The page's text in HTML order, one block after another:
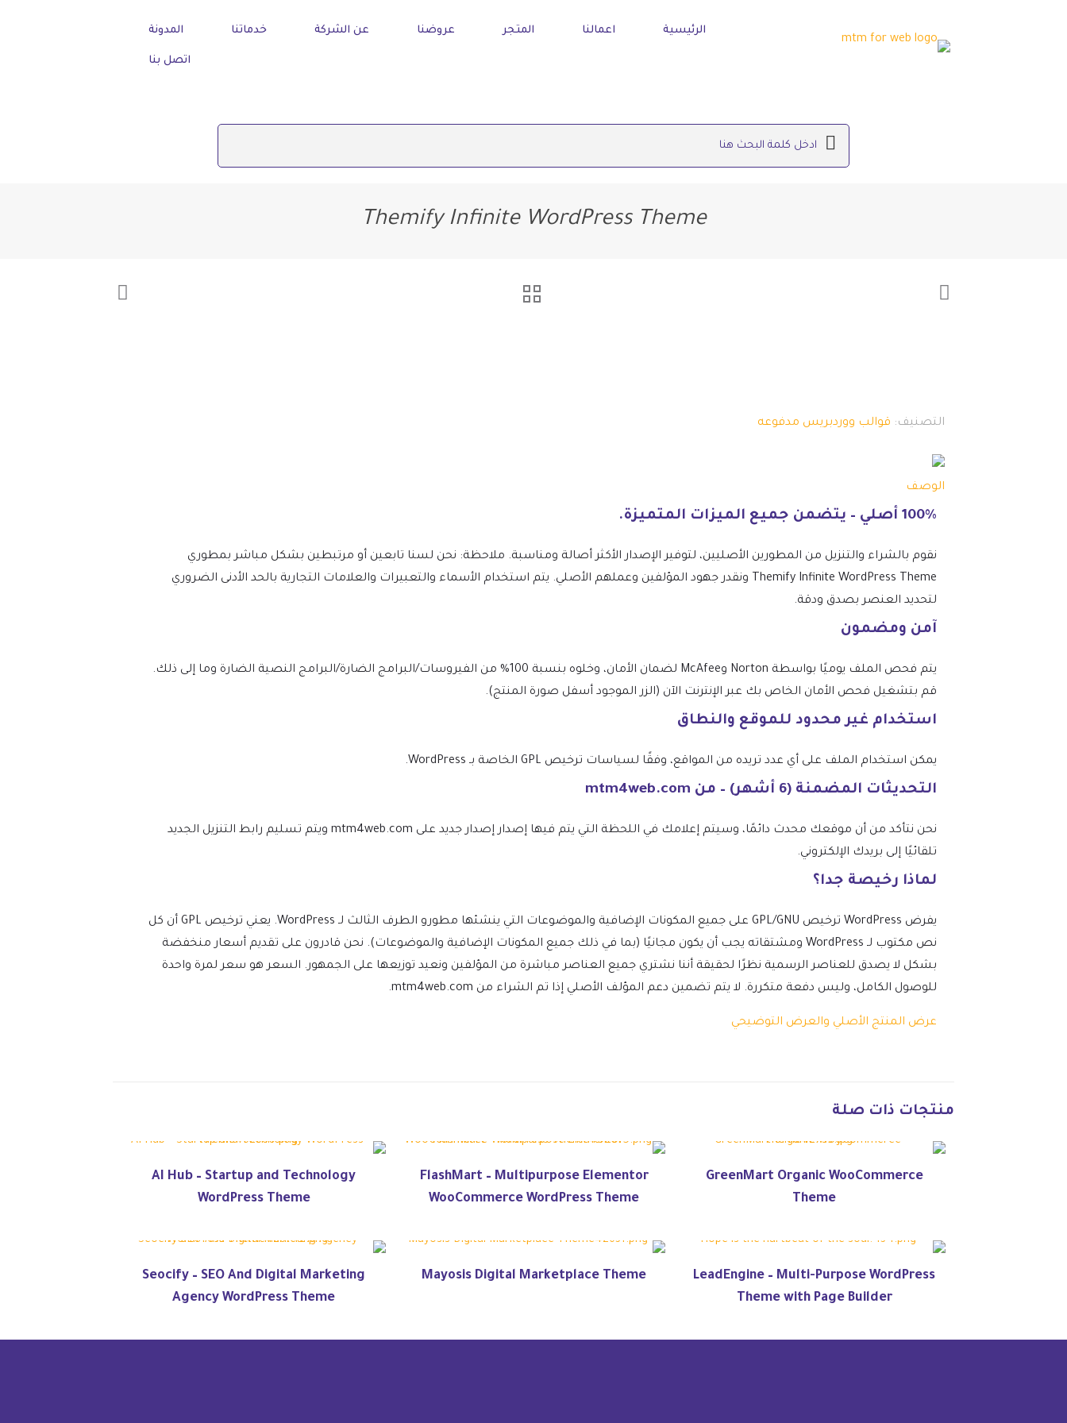
الرئيسية اعمالنا المتجر عروضنا عن الشركة خدماتنا المدونة
اتصل بنا
Themify Infinite WordPress Theme
التصنيف: قوالب ووردبريس مدفوعه
الوصف
100% أصلي – يتضمن جميع الميزات المتميزة.
نقوم بالشراء والتنزيل من المطورين الأصليين، لتوفير الإصدار الأكثر أصالة ومناسبة. ملاحظة: نحن لسنا تابعين أو مرتبطين بشكل مباشر بمطوري
Themify Infinite WordPress Theme ونقدر جهود المؤلفين وعملهم الأصلي. يتم استخدام الأسماء والتعبيرات والعلامات التجارية بالحد الأدنى الضروري
لتحديد العنصر بصدق ودقة.
آمن ومضمون
يتم فحص الملف يوميًا بواسطة Norton وMcAfee لضمان الأمان، وخلوه بنسبة 100% من الفيروسات/البرامج الضارة/البرامج النصية الضارة وما إلى ذلك.
قم بتشغيل فحص الأمان الخاص بك عبر الإنترنت الآن (الزر الموجود أسفل صورة المنتج).
استخدام غير محدود للموقع والنطاق
يمكن استخدام الملف على أي عدد تريده من المواقع، وفقًا لسياسات ترخيص GPL الخاصة بـ WordPress.
التحديثات المضمنة (6 أشهر) – من mtm4web.com
نحن نتأكد من أن موقعك محدث دائمًا، وسيتم إعلامك في اللحظة التي يتم فيها إصدار إصدار جديد على mtm4web.com ويتم تسليم رابط التنزيل الجديد
تلقائيًا إلى بريدك الإلكتروني.
لماذا رخيصة جدا؟
يفرض WordPress ترخيص GPL/GNU على جميع المكونات الإضافية والموضوعات التي ينشئها مطورو الطرف الثالث لـ WordPress. يعني ترخيص GPL أن كل
نص مكتوب لـ WordPress ومشتقاته يجب أن يكون مجانيًا (بما في ذلك جميع المكونات الإضافية والموضوعات). نحن قادرون على تقديم أسعار منخفضة
بشكل لا يصدق للعناصر الرسمية نظرًا لحقيقة أننا نشتري جميع العناصر مباشرة من المؤلفين ونعيد توزيعها على الجمهور. السعر هو سعر لمرة واحدة
للوصول الكامل، وليس دفعة متكررة. لا يتم تضمين دعم المؤلف الأصلي إذا تم الشراء من mtm4web.com.
عرض المنتج الأصلي والعرض التوضيحي
منتجات ذات صلة
GreenMart Organic WooCommerce
Theme
FlashMart – Multipurpose Elementor
WooCommerce WordPress Theme
AI Hub – Startup and Technology
WordPress Theme
LeadEngine – Multi-Purpose WordPress
Theme with Page Builder
Mayosis Digital Marketplace Theme
Seocify – SEO And Digital Marketing
Agency WordPress Theme